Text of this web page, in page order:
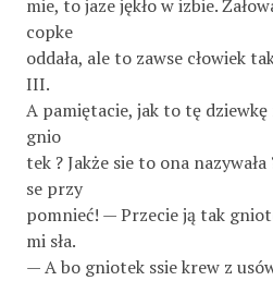
mie, to jaze jękło w izbie.
copke
oddała, ale to zawse cłowiek
III.
A pamiętacie, jak to tę
gnio­
tek ? Jakże sie to ona
se przy­
pomnieć! — Przecie ją tak
mi sła.
— A bo gniotek ssie krew z